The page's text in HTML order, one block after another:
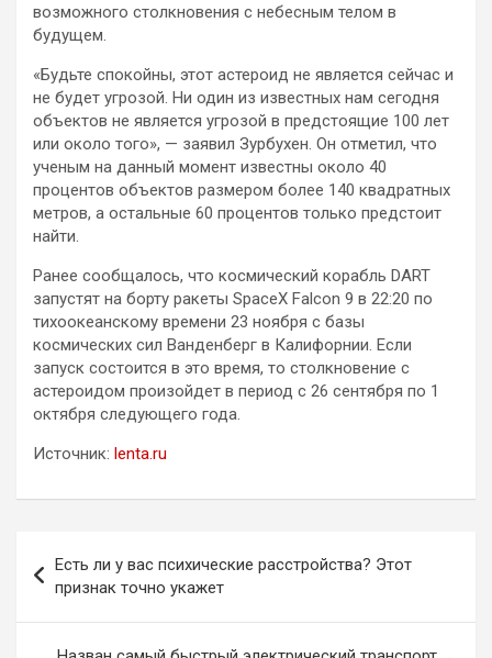
возможного столкновения с небесным телом в
будущем.
«Будьте спокойны, этот астероид не является сейчас и
не будет угрозой. Ни один из известных нам сегодня
объектов не является угрозой в предстоящие 100 лет
или около того», — заявил Зурбухен. Он отметил, что
ученым на данный момент известны около 40
процентов объектов размером более 140 квадратных
метров, а остальные 60 процентов только предстоит
найти.
Ранее сообщалось, что космический корабль DART
запустят на борту ракеты SpaceX Falcon 9 в 22:20 по
тихоокеанскому времени 23 ноября с базы
космических сил Ванденберг в Калифорнии. Если
запуск состоится в это время, то столкновение с
астероидом произойдет в период с 26 сентября по 1
октября следующего года.
Источник: lenta.ru
по
записям
Есть ли у вас психические расстройства? Этот
признак точно укажет